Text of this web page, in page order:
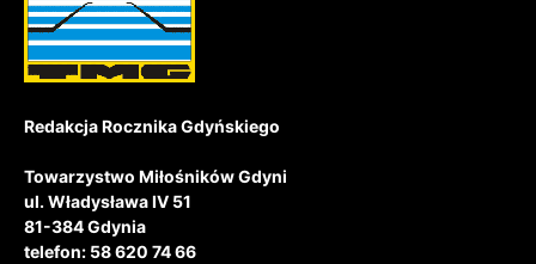
Redakcja Rocznika Gdyńskiego
Towarzystwo Miłośników Gdyni
ul. Władysława IV 51
81-384 Gdynia
telefon: 58 620 74 66